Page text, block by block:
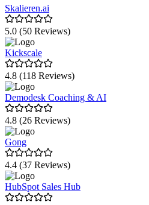
Skalieren.ai
5.0 (50 Reviews)
Kickscale
4.8 (118 Reviews)
Demodesk Coaching & AI
4.8 (26 Reviews)
Gong
4.4 (37 Reviews)
HubSpot Sales Hub